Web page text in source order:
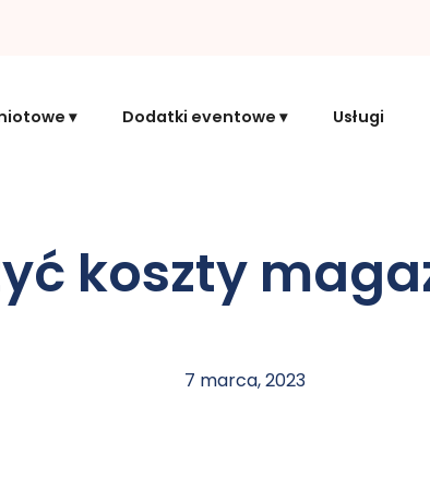
Dodatki eventowe Usługi
koszty
7 marca, 2023